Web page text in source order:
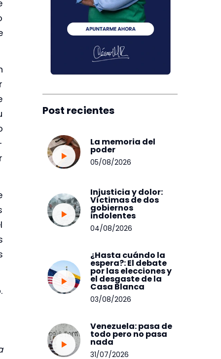
Post recientes
La memoria del
poder
05/08/2026
Injusticia y dolor:
Víctimas de dos
gobiernos
indolentes
04/08/2026
¿Hasta cuándo la
espera?: El debate
por las elecciones y
el desgaste de la
Casa Blanca
03/08/2026
Venezuela: pasa de
todo pero no pasa
nada
31/07/2026